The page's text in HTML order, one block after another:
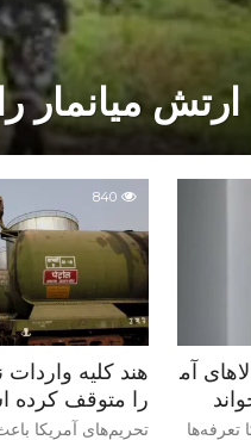
ارتش میانمار
840
هند کلیه
را متوقف کرده
تحریم‌های آمریکا
آم
تعرفه‌ها